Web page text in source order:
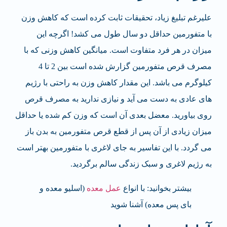
علیرغم تبلیغ زیاد، تحقیقات ثابت کرده است که کاهش وزن
با متفورمین حداقل دو سال طول می کشد! اگرچه این
میزان در هر فرد متفاوت است. میانگین کاهش وزنی که با
مصرف قرص متفورمین گزارش شده است بین 2 تا 4
کیلوگرم می باشد. این مقدار کاهش وزن به راحتی با رژیم
های عادی به دست می آید و نیازی ندارید به مصرف قرص
روی بیاورید. معضل بعدی آن است که وزن کم شده یا حداقل
میزان زیادی از آن پس از قطع قرص متفورمین به بدن باز
می گردد. با این تفاسیر به جای لاغری با متفورمین بهتر است
به رژیم لاغری و سبک زندگی سالم برگردید.
بیشتر بخوانید: با انواع عمل معده (اسلیو معده و
بای پس معده) آشنا شوید